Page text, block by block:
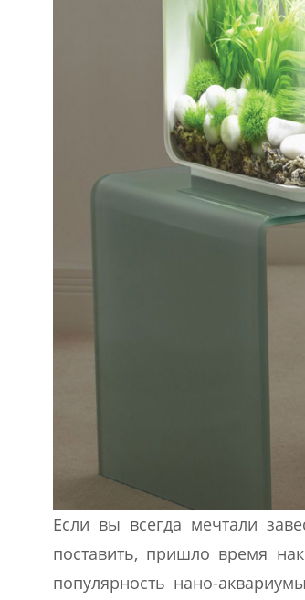
Если вы всегда мечтали
поставить, пришло время
популярность нано-